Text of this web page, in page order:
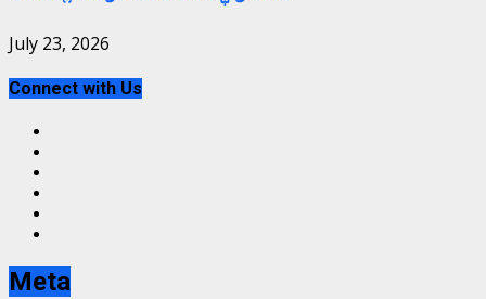
July 23, 2026
Connect with Us
Meta